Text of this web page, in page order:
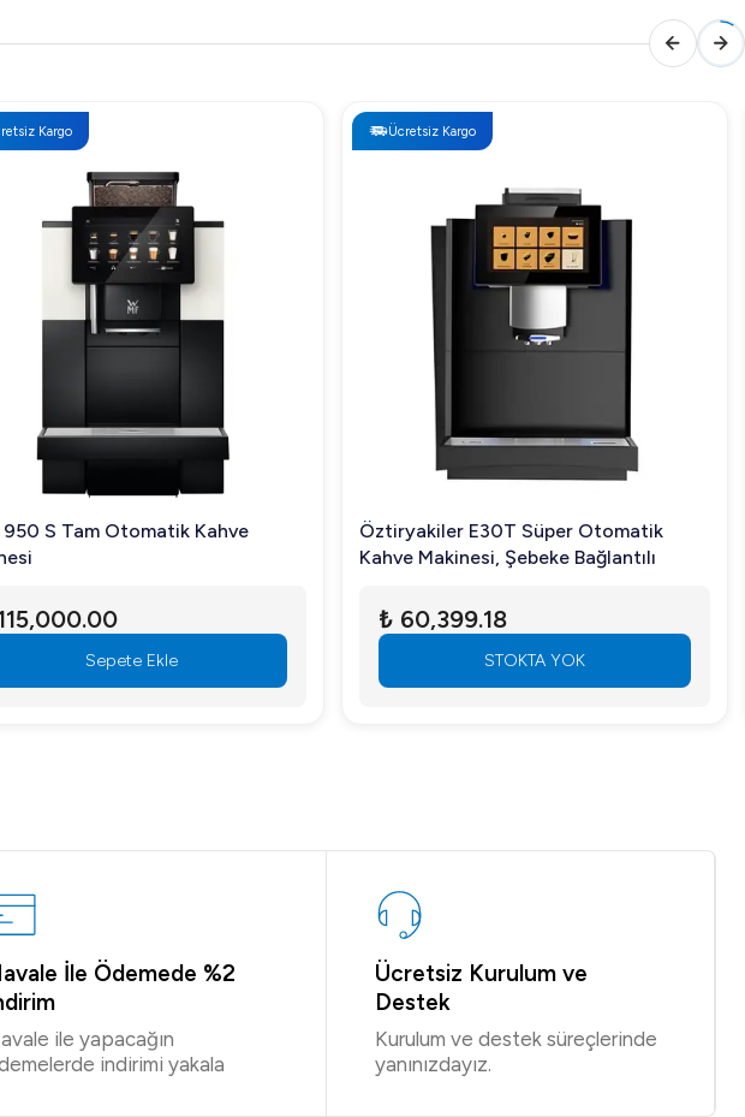
Kargo
950 S Tam Otomatik Kahve
Sepete Ekle
Ücretsiz Kargo
Öztiryakiler E30T Süper Otomatik
Kahve Makinesi, Şebeke Bağlantılı
₺ 60,399.18
STOKTA YOK
İle Ödemede %2
ile yapacağın
indirimi yakala
Ücretsiz Kurulum ve
Destek
Kurulum ve destek süreçlerinde
yanınızdayız.